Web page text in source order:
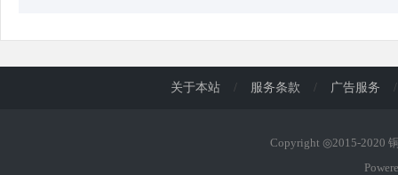
关于本站 / 服务条款 / 广告服务 /
Copyright ◎2015-2020